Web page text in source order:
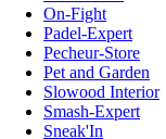
On-Fight
Padel-Expert
Pecheur-Store
Pet and Garden
Slowood Interior
Smash-Expert
Sneak'In